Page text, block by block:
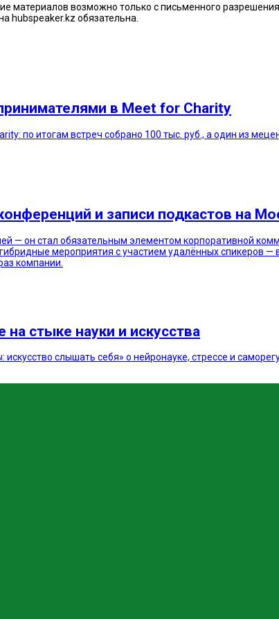
материалов возможно только с письменного
hubspeaker.kz обязательна.
в Meet for Charity
по итогам встреч собрано 100 тыс. руб., а один из
и записи подкастов на
— он стал обязательным элементом корпоративной
мероприятия с участием удалённых спикеров —
компании.
стыке науки и искусства
слышать себя» о нейронауке, стрессе и